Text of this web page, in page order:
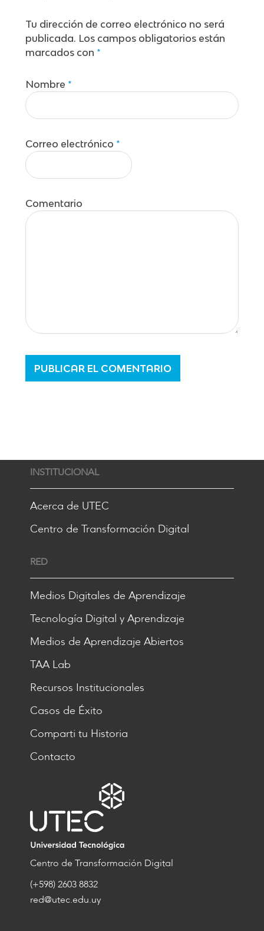
Tu dirección de correo electrónico no será
publicada. Los campos obligatorios están
marcados con *
Nombre *
Correo electrónico *
Comentario
INSTITUCIONAL
Acerca de UTEC
Centro de Transformación Digital
RED
Medios Digitales de Aprendizaje
Tecnología Digital y Aprendizaje
Medios de Aprendizaje Abiertos
TAA Lab
Recursos Institucionales
Casos de Éxito
Comparti tu Historia
Contacto
Centro de Transformación Digital
(+598) 2603 8832
red@utec.edu.uy